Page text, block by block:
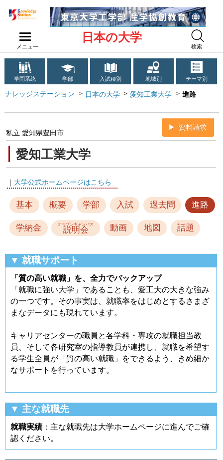
メニュー
日本の大学
検索
学問系統 学部 入試種別 地域別 テーマ別
ナレッジステーション 日本の大学 愛知工業大学 進路
愛知工業大学
私立 愛知県豊田市
資料請求
｜ 大学公式ホームページはこちら
基本 概要 学部 入試 過去問 進路
学納金 オープンキャンパス
説明会 動画 地図 話題
▼ 就職サポート
「質の高い就職」を、全力でバックアップ
「就職に強い大学」であることも、愛工大の大きな強み
の一つです。その事実は、就職率をはじめとするさまざ
まなデータにも現れています。
キャリアセンターの職員と各学科・専攻の就職担当教
員、そして各研究室の指導教員が連携し、就職を希望す
る学生全員が「質の高い就職」をできるよう、きめ細か
なサポートを行っています。
▼ 主な就職先
就職実績 ：主な就職先は大学ホームページに進んでご確
認ください。